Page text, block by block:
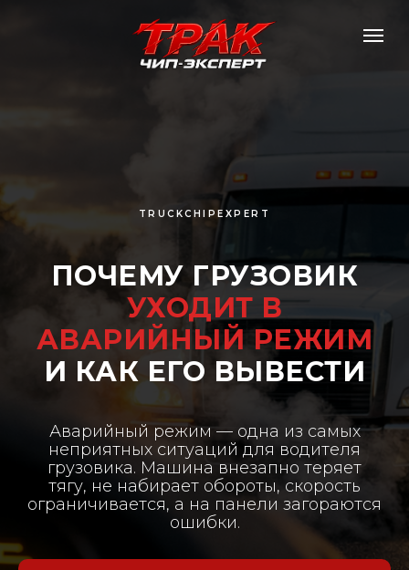
TRUCKCHIPEXPERT
ПОЧЕМУ ГРУЗОВИК
УХОДИТ В
АВАРИЙНЫЙ РЕЖИМ
И КАК ЕГО ВЫВЕСТИ
Аварийный режим — одна из самых
неприятных ситуаций для водителя
грузовика. Машина внезапно теряет
тягу, не набирает обороты, скорость
ограничивается, а на панели загораются
ошибки.